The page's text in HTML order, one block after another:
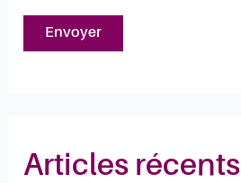
Articles récents